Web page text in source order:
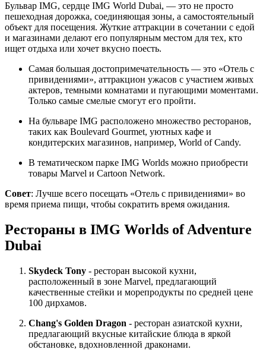
Бульвар IMG, сердце IMG World Dubai, — это не просто
пешеходная дорожка, соединяющая зоны, а самостоятельный
объект для посещения. Жуткие аттракции в сочетании с едой
и магазинами делают его популярным местом для тех, кто
ищет отдыха или хочет вкусно поесть.
Самая большая достопримечательность — это «Отель с
привидениями», аттракцион ужасов с участием живых
актеров, темными комнатами и пугающими моментами.
Только самые смелые смогут его пройти.
На бульваре IMG расположено множество ресторанов,
таких как Boulevard Gourmet, уютных кафе и
кондитерских магазинов, например, World of Candy.
В тематическом парке IMG Worlds можно приобрести
товары Marvel и Cartoon Network.
Совет: Лучше всего посещать «Отель с привидениями» во
время приема пищи, чтобы сократить время ожидания.
Рестораны в IMG Worlds of Adventure
Dubai
Skydeck Tony - ресторан высокой кухни,
расположенный в зоне Marvel, предлагающий
качественные стейки и морепродукты по средней цене
100 дирхамов.
Chang's Golden Dragon - ресторан азиатской кухни,
предлагающий вкусные китайские блюда в яркой
обстановке, вдохновленной драконами.